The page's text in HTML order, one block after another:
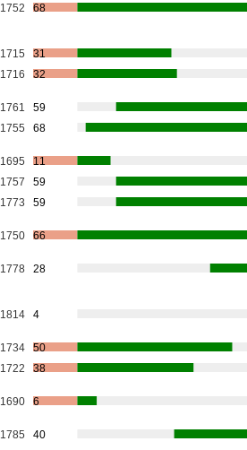
1752 68
1715
31
1716 32
1761
59
1755 68
1695
11
1757
59
1773 59
1750 66
1778 28
1814 4
1734
50
1722 38
1690 6
1785 40